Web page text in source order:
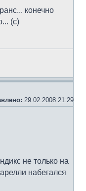
конечно
(с)
29.02.2008 21:29
не только на
набегался